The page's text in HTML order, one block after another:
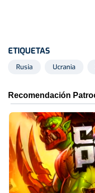
ETIQUETAS
Rusia Ucrania